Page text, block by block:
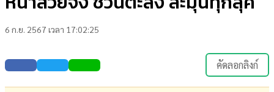
6 ก.ย. 2567 เวลา 17:02:25
คัดลอกลิงก์
บันเทิง
ตรวจ